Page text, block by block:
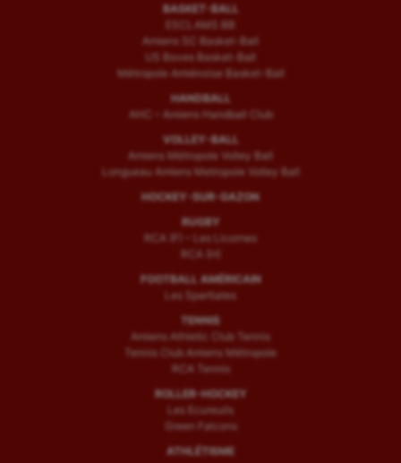
BASKET-BALL
ESCLAMS BB
Amiens SC Basket-Ball
US Boves Basket-Ball
Métropole Amiénoise Basket-Ball
HANDBALL
AHC – Amiens Handball Club
VOLLEY-BALL
Amiens Métropole Volley Ball
Longueau Amiens Metropole Volley Ball
HOCKEY-SUR-GAZON
RUGBY
RCA (F) – Les Licornes
RCA (H)
FOOTBALL AMÉRICAIN
Les Spartiates
TENNIS
Amiens Athletic Club Tennis
Tennis Club Amiens Métropole
RCA Tennis
ROLLER-HOCKEY
Les Ecureuils
Green Falcons
ATHLÉTISME